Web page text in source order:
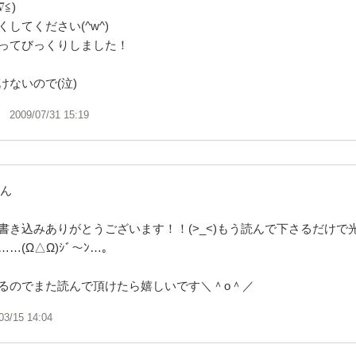
してください(^w^)
てびっくりしました！
ないので(泣)
2009/07/31 15:19
き込みありがとうございます！！(>_<)もう読んで下さるだけで
……(Ω△Ω)ｼﾞ〜ﾝ…。
のでまた読んで頂けたら嬉しいです＼＾o＾／
15 14:04